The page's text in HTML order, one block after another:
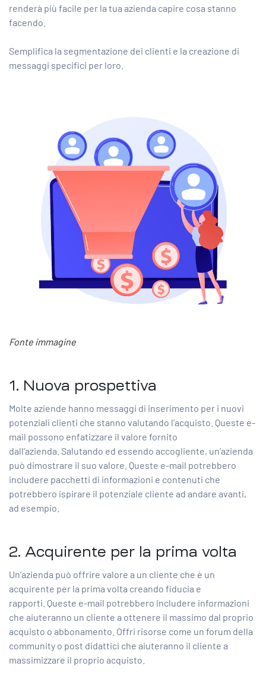
renderà più facile per la tua azienda capire cosa stanno
facendo.
Semplifica la segmentazione dei clienti e la creazione di
messaggi specifici per loro.
Fonte immagine
1. Nuova prospettiva
Molte aziende hanno messaggi di inserimento per i nuovi
potenziali clienti che stanno valutando l’acquisto. Queste e-
mail possono enfatizzare il valore fornito
dall’azienda. Salutando ed essendo accogliente, un’azienda
può dimostrare il suo valore. Queste e-mail potrebbero
includere pacchetti di informazioni e contenuti che
potrebbero ispirare il potenziale cliente ad andare avanti,
ad esempio.
2. Acquirente per la prima volta
Un’azienda può offrire valore a un cliente che è un
acquirente per la prima volta creando fiducia e
rapporti. Queste e-mail potrebbero includere informazioni
che aiuteranno un cliente a ottenere il massimo dal proprio
acquisto o abbonamento. Offri risorse come un forum della
community o post didattici che aiuteranno il cliente a
massimizzare il proprio acquisto.